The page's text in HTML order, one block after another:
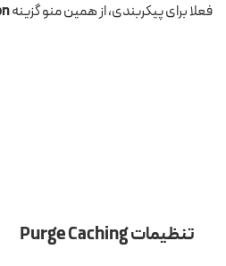
فعلا برای پیکربندی، از همین منو گزینه
تنظیمات Purge Caching